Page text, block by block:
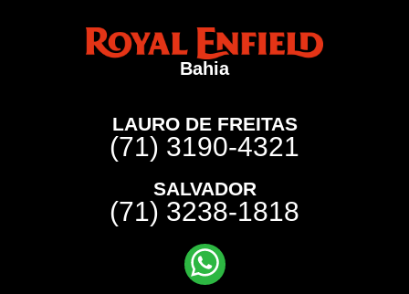
Bahia
LAURO DE FREITAS
(71) 3190-4321
SALVADOR
(71) 3238-1818